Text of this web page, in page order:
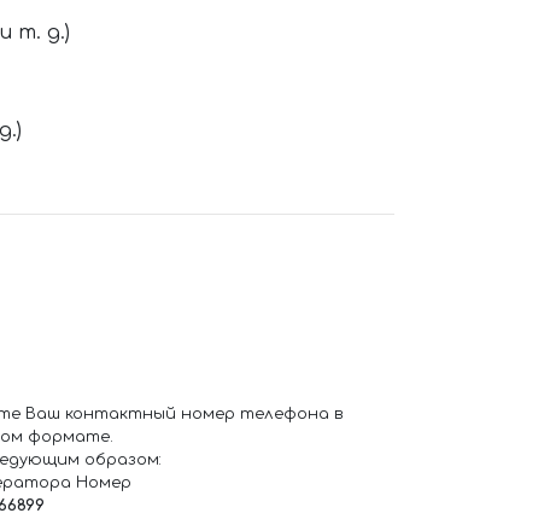
т. д.)
Ваш контактный номер телефона в
формате.
образом:
Номер